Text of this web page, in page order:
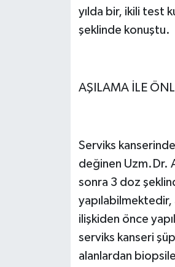
yılda bir, ikili test
şeklinde konuştu.
AŞILAMA İLE
Serviks
değinen Uzm.Dr.
sonra 3 doz
yapılabilmektedir,
ilişkiden önce
serviks kanseri
alanlardan